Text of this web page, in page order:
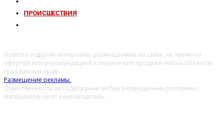
ПРОИСШЕСТВИЯ
Новости и другие материалы, размещаемые на сайте, не являются
офертой или рекомендацией к покупке или продаже любых объектов
гражданских прав.
Размещение рекламы.
Ответственность за содержание любых размещенных рекламных
материалов несет рекламодатель.